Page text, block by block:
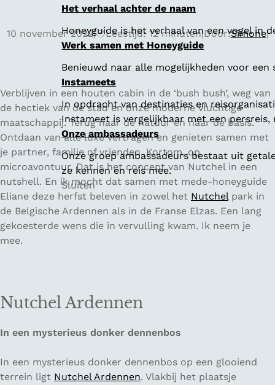
Het verhaal achter de naam
Honeyguide is het verhaal van een vogel in
Werk samen met Honeyguide
Benieuwd naar alle mogelijkheden voor
Instameets
In opdracht van destinaties en
Instameet is vergelijkbaar met een
Onze ambassadeurs
Onze groep ambassadeurs bestaat uit
ze kennen en reis mee.
Sluiten
10 november 2022| Leestijd: 12 minuten|Door:Simone|
Verblijven in een houten cabin in de ‘bush bush’, weg van
de hectiek van de stad en onze moderne vluchtige
maatschappij. Terug naar de natuur en naar de basis.
Ontdaan van alle luxe vertragen en genieten samen met
je partner, familie of vrienden. Kortom, op
microavontuur. Dat is het concept van Nutchel in een
nutshell. En ik mocht dat samen met mede-honeyguide
Eliane deze herfst beleven in zowel het Nutchelpark in
de Belgische Ardennen als in de Franse Elzas. Een lang
gekoesterde wens die in vervulling kwam. Ik neem je
mee.
Nutchel Ardennen
In een mysterieus donker dennenbos
In een mysterieus donker dennenbos op een glooiend
terrein ligt Nutchel Ardennen. Vlakbij het plaatsje